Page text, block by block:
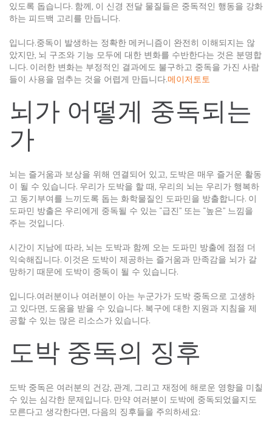
있도록 돕습니다. 함께, 이 신경 전달 물질들은 중독적인 행동을 강화
하는 피드백 고리를 만듭니다.
입니다.중독이 발생하는 정확한 메커니즘이 완전히 이해되지는 않
았지만, 뇌 구조와 기능 모두에 대한 변화를 수반한다는 것은 분명합
니다. 이러한 변화는 부정적인 결과에도 불구하고 중독을 가진 사람
들이 사용을 멈추는 것을 어렵게 만듭니다.메이저토토
뇌가 어떻게 중독되는
가
뇌는 즐거움과 보상을 위해 연결되어 있고, 도박은 매우 즐거운 활동
이 될 수 있습니다. 우리가 도박을 할 때, 우리의 뇌는 우리가 행복하
고 동기부여를 느끼도록 돕는 화학물질인 도파민을 방출합니다. 이
도파민 방출은 우리에게 중독될 수 있는 “급진” 또는 “높은” 느낌을
주는 것입니다.
시간이 지남에 따라, 뇌는 도박과 함께 오는 도파민 방출에 점점 더
익숙해집니다. 이것은 도박이 제공하는 즐거움과 만족감을 뇌가 갈
망하기 때문에 도박이 중독이 될 수 있습니다.
입니다.여러분이나 여러분이 아는 누군가가 도박 중독으로 고생하
고 있다면, 도움을 받을 수 있습니다. 복구에 대한 지원과 지침을 제
공할 수 있는 많은 리소스가 있습니다.
도박 중독의 징후
도박 중독은 여러분의 건강, 관계, 그리고 재정에 해로운 영향을 미칠
수 있는 심각한 문제입니다. 만약 여러분이 도박에 중독되었을지도
모른다고 생각한다면, 다음의 징후들을 주의하세요: